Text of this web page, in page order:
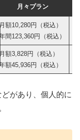
月々プラン
額10,280円（税込）
間123,360円（税込）
月額3,828円（税込）
額45,936円（税込）
があり、個人的に